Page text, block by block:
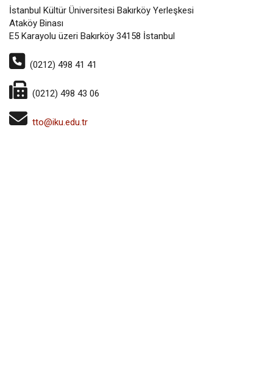
İstanbul Kültür Üniversitesi Bakırköy Yerleşkesi
Ataköy Binası
E5 Karayolu üzeri Bakırköy 34158 İstanbul
(0212) 498 41 41
(0212) 498 43 06
tto@iku.edu.tr